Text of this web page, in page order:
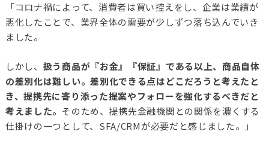
「コロナ禍によって、消費者は買い控えをし、企業は業績が
悪化したことで、業界全体の需要が少しずつ落ち込んでいき
ました。
しかし、 扱う商品が『お金』『保証』である以上、商品自体
の差別化は難しい。差別化できる点はどこだろうと考えたと
き、提携先に寄り添った提案やフォローを強化するべきだと
考えました。 そのため、提携先金融機関との関係を濃くする
仕掛けの一つとして、SFA/CRMが必要だと感じました。」